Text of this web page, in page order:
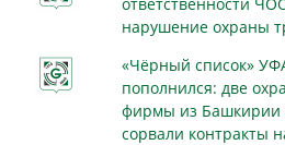
нарушение охраны
«Чёрный список»
пополнился: две
фирмы из
сорвали контракты